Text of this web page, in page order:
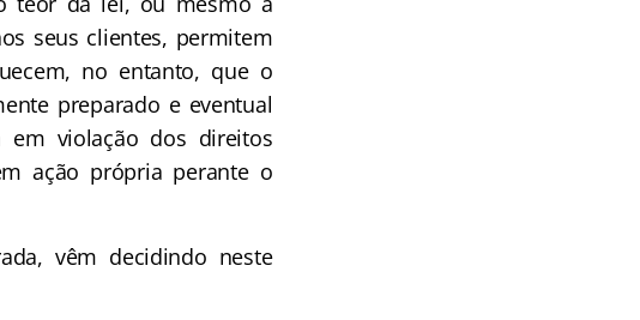
seus clientes, permitem
no entanto, que o
preparado e eventual
em violação dos direitos
ação própria perante o
vêm decidindo neste